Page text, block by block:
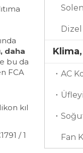
daha
bu da
FCA
kıl
/ 1
AC
Fan